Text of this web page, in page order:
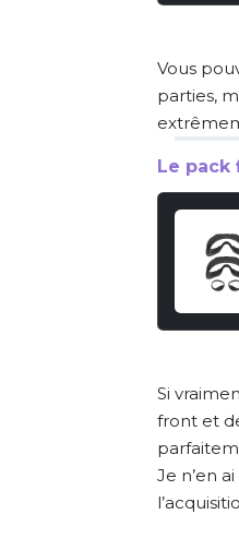
Vous
parties,
Le pack
Si
front et
Je n’en